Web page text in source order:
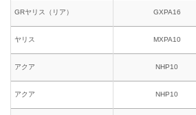
GRヤリス（リア） GXPA16
ヤリス MXPA10
アクア NHP10
アクア NHP10